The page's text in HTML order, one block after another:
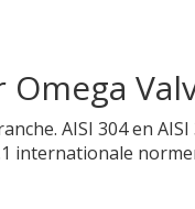
AISI 304 en
internationale